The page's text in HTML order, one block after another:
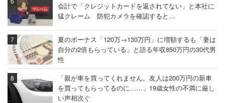
会計で「クレジットカードを返されてない」と本社に
猛クレーム 防犯カメラを確認すると…
夏のボーナス「120万→130万円」に増額するも「妻は
自分の2倍もらっている」と語る年収850万円の30代男
性
「親が車を買ってくれません。友人は200万円の新車
を買ってもらってるのに……」19歳女性の不満に厳し
い声相次ぐ